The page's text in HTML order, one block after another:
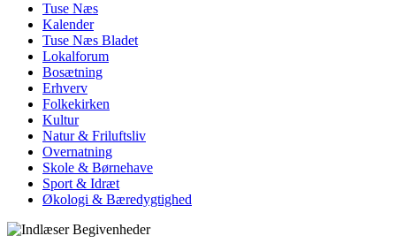
Tuse Næs
Kalender
Tuse Næs Bladet
Lokalforum
Bosætning
Erhverv
Folkekirken
Kultur
Natur & Friluftsliv
Overnatning
Skole & Børnehave
Sport & Idræt
Økologi & Bæredygtighed